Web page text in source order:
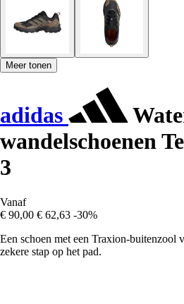
Meer tonen
adidas
wandelschoenen
3
Vanaf
€ 90,00 € 62,63 -30%
Een schoen met een Traxion-buitenzool
zekere stap op het pad.